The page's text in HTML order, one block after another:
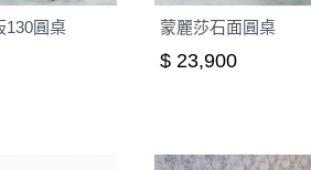
130圓桌 蒙麗莎石面圓桌
$ 23,900